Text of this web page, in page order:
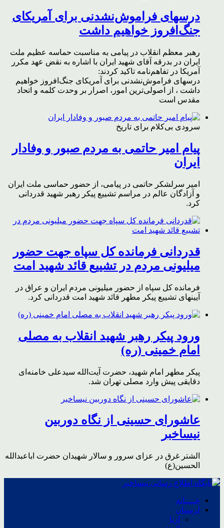
درسهای فراموش‌نشدنی برای آمریکای
جنگ‌افروز خواهیم داشت
رهبر معظم انقلاب در پیامی به مناسبت حماسه عظیم ملت
ایران در بدرقه آقای شهید ایران با اشاره به نقض عهد مکرر
آمریکا در تفاهم‌نامه تاکید کردند:
درسهای فراموش‌نشدنی برای آمریکای جنگ‌افروز خواهیم
داشت ، از اصولی‌ترین امور، اصرار بر وحدت کلمه و اتحاد
مقدس است
سرودی بی‌کلام برای تاریخ
پیام امیر حاتمی به مردم صبور و وفادار
ایران
امیر سرلشکر حاتمی در پیامی، از حضور حماسی ملت ایران
و آزادگان عالم در مراسم تشییع پیکر رهبر شهید قدردانی
کرد.
قدردانی فرمانده کل سپاه جهت حضور
میلیونی مردم در تشییع قائد شهید امت
فرمانده کل سپاه از حضور میلیونی مردم ایران و عراق در
آیینهای تشییع پیکر مطهر قائد شهید امت قدردانی کرد.
ورود پیکر رهبر شهید انقلاب به مصلی
امام خمینی (ره)
پیکر مطهر امام شهید،‌ حضرت آیت‌الله سیدعلی خامنه‌ای
دقایقی پیش وارد مصلی تهران شد.
عاشورای حسینی از نگاه دوربین
نیساخبر
الشتر غرق در عزای سرور و سالار شهیدان حضرت اباعبدالله
الحسین(ع)
خــــانه
لرستان
ازنا